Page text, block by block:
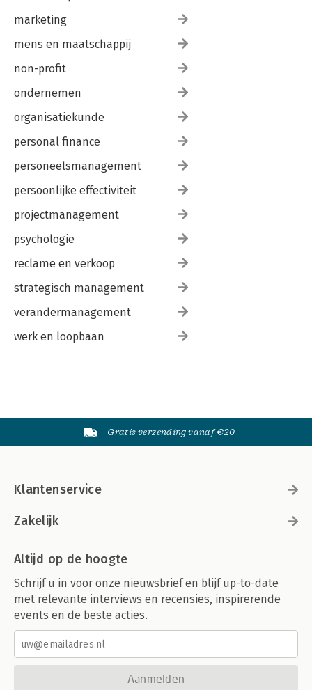
marketing
mens en maatschappij
non-profit
ondernemen
organisatiekunde
personal finance
personeelsmanagement
persoonlijke effectiviteit
projectmanagement
psychologie
reclame en verkoop
strategisch management
verandermanagement
werk en loopbaan
Gratis verzending vanaf €20
Klantenservice
Zakelijk
Altijd op de hoogte
Schrijf u in voor onze nieuwsbrief en blijf up-to-date
met relevante interviews en recensies, inspirerende
events en de beste acties.
Aanmelden